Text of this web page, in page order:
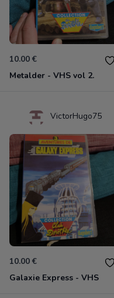
10.00 €
Metalder - VHS vol 2.
VictorHugo75
10.00 €
Galaxie Express - VHS